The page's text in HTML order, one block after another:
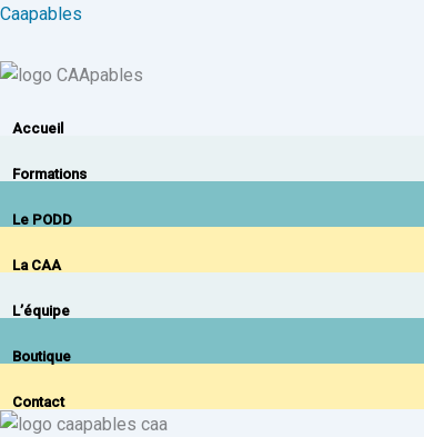
Aller
contenu
Caapables
Accueil
Formations
Le PODD
La CAA
L’équipe
Boutique
Contact